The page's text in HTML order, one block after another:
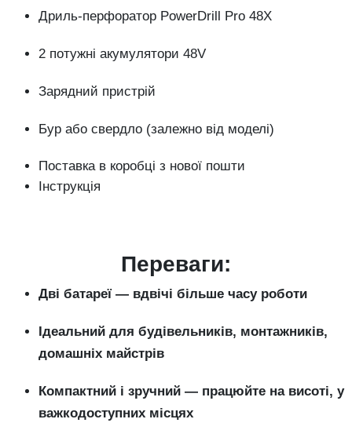
Дриль-перфоратор PowerDrill Pro 48X
2 потужні акумулятори 48V
Зарядний пристрій
Бур або свердло (залежно від моделі)
Поставка в коробці з нової пошти
Інструкція
Переваги:
Дві батареї — вдвічі більше часу роботи
Ідеальний для будівельників, монтажників,
домашніх майстрів
Компактний і зручний — працюйте на висоті, у
важкодоступних місцях